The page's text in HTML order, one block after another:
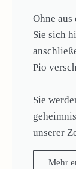
Ohne aus
Sie sich
Pio
Sie
unserer
Mehr